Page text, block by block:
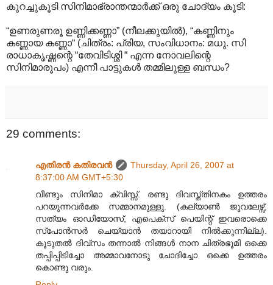
കുറച്ചുകൂടി സിനിമാഭ്രാന്തന്മാര്‍ക്ക് ഒരു ചോദ്യം കൂടി:
“ഉണരുണരൂ ഉണ്ണിക്കണ്ണാ” (നീലക്കുയില്‍), “കണ്ണിനും
കണ്ണായ കണ്ണാ“ (ചിത്രം: പ്രിയ, സംവിധാനം: മധു. സി
രാധാകൃഷ്ണന്റെ “തേവിടിശ്ശി “ എന്ന നോവലിന്റെ
സിനിമാരൂപം) എന്നീ പാട്ടുകള്‍ തമ്മിലുള്ള ബന്ധം?
29 comments:
എതിരന്‍ കതിരവന്‍
Thursday, April 26, 2007 at
8:37:00 AM GMT+5:30
വീണ്ടും സിനിമാ ക്വിസ്സ്. രണ്ടു ദിവസ്ത്തിനകം ഉത്തരം
പറയുന്നവര്‍ക്കേ സമ്മാനമുള്ളു. (കല്യാണ്‍ ജൂവലേഴ്സ്,
സത്യം ഓഡിയോസ്, എപെക്സ് പെയിന്റ് ഇവരൊക്കെ
സ്പോന്‍സര്‍ ചെയ്യാന്‍ തയാറായി നില്‍ക്കുന്നില്ല).
കൂടുതല്‍ ദിവ്സം തന്നാല്‍ നിങ്ങള്‍ നാന ചിത്രഭൂമി ഒക്കെ
തപ്പിപ്പിടിച്ചോ അമ്മാവനോടു ചോദിച്ചോ ഒക്കെ ഉത്തരം
കൊണ്ടു വരും.